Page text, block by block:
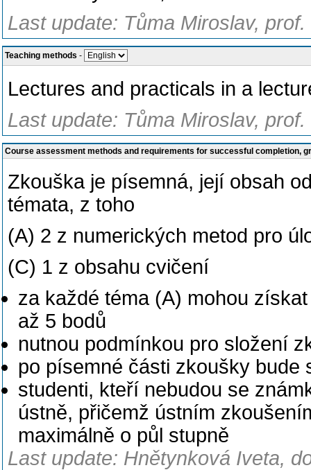
Last update: Tůma Miroslav,
Teaching methods -
Lectures and practicals in a
Last update: Tůma Miroslav,
Course assessment methods and requirements for successful completion,
Zkouška je písemná, její obsah
témata, z toho
(A) 2 z numerických metod pro
(C) 1 z obsahu cvičení
za každé téma (A) mohou
až 5 bodů
nutnou podmínkou pro složení
po písemné části zkoušky bude
studenti, kteří nebudou se
ústně, přičemž ústním
maximálně o půl stupně
Last update: Hnětynková Iveta,